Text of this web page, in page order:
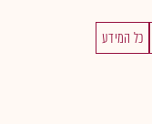
כל המידע